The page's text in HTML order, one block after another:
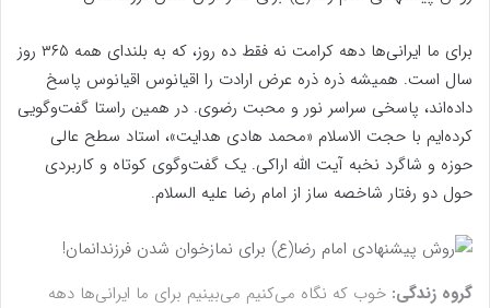
برای ما ایرانی‌ها دهه کرامت نه فقط ده روز، که به بلندای همه ۳۶۵ روز
سال است. همیشه ذره ذره عرض ارادت را اقیانوس اقیانوس پاسخ
داده‌اند، پاسخی سراسر نور و محبت رضوی. در همین راستا گفت‌وگویی
کرده‌ایم با حجت الاسلام «محمد هادی هدایت»، استاد سطح عالی
حوزه و شاگرد نخبه آیت الله اراکی. یک گفت‌وگوی کوتاه و کاربردی
حول دو رفتار شاخصه ساز از امام رضا علیه السلام.
گروه زندگی: خوب که نگاه می‌کنیم می‌بینیم برای ما ایرانی‌ها دهه